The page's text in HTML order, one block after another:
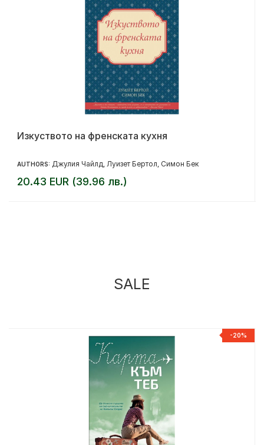
Изкуството на френската кухня
AUTHORS: Джулия Чайлд Луизет Бертол Симон Бек
20.43 EUR (39.96 лв.)
SALE
-20%